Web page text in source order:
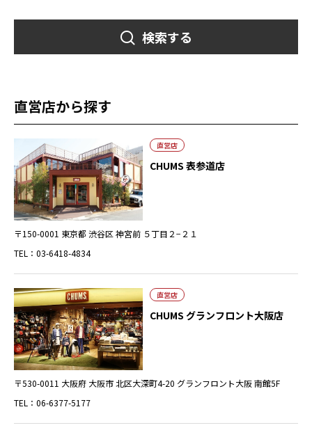
検索する
直営店から探す
直営店
CHUMS 表参道店
〒150-0001 東京都 渋谷区 神宮前 ５丁目２−２１
TEL：03-6418-4834
直営店
CHUMS グランフロント大阪店
〒530-0011 大阪府 大阪市 北区大深町4-20 グランフロント大阪 南館5F
TEL：06-6377-5177